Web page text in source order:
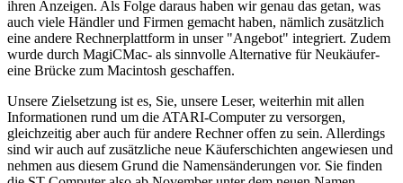
ihren Anzeigen. Als Folge daraus haben wir genau das getan, was
auch viele Händler und Firmen gemacht haben, nämlich zusätzlich
eine andere Rechnerplattform in unser "Angebot" integriert. Zudem
wurde durch MagiCMac- als sinnvolle Alternative für Neukäufer-
eine Brücke zum Macintosh geschaffen.
Unsere Zielsetzung ist es, Sie, unsere Leser, weiterhin mit allen
Informationen rund um die ATARI-Computer zu versorgen,
gleichzeitig aber auch für andere Rechner offen zu sein. Allerdings
sind wir auch auf zusätzliche neue Käuferschichten angewiesen und
nehmen aus diesem Grund die Namensänderungen vor. Sie finden